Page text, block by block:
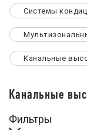
Системы
Канальные
Канальные
Фильтры